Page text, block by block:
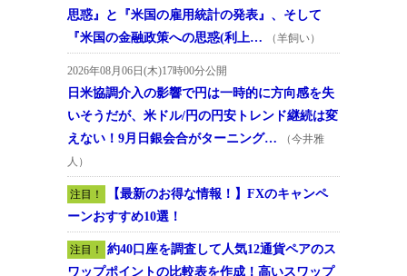
思惑』と『米国の雇用統計の発表』、そして
『米国の金融政策への思惑(利上…
（羊飼い）
2026年08月06日(木)17時00分公開
日米協調介入の影響で円は一時的に方向感を失
いそうだが、米ドル/円の円安トレンド継続は変
えない！9月日銀会合がターニング…
（今井雅
人）
注目！
【最新のお得な情報！】FXのキャンペ
ーンおすすめ10選！
注目！
約40口座を調査して人気12通貨ペアのス
ワップポイントの比較表を作成！高いスワップ